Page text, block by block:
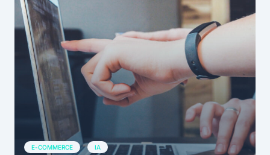
E-COMMERCE IA